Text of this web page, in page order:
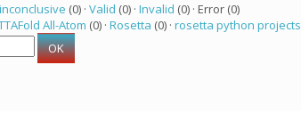
(0) · Valid (0) · Invalid (0) · Error (0)
All-Atom (0) · Rosetta (0) · rosetta python projects